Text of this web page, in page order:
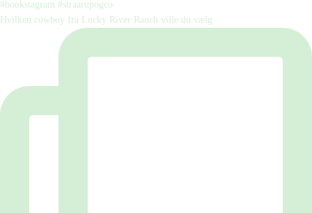
Hvilken cowboy fra Lucky River Ranch ville du vælg